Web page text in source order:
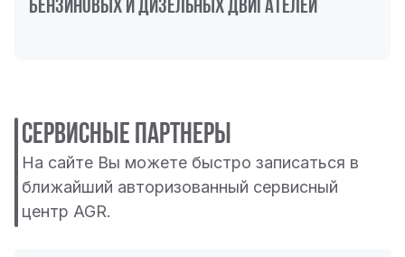
бензиновых и дизельных двигателей
СЕРВИСНЫЕ ПАРТНЕРЫ
На сайте Вы можете быстро записаться в
ближайший авторизованный сервисный
центр AGR.